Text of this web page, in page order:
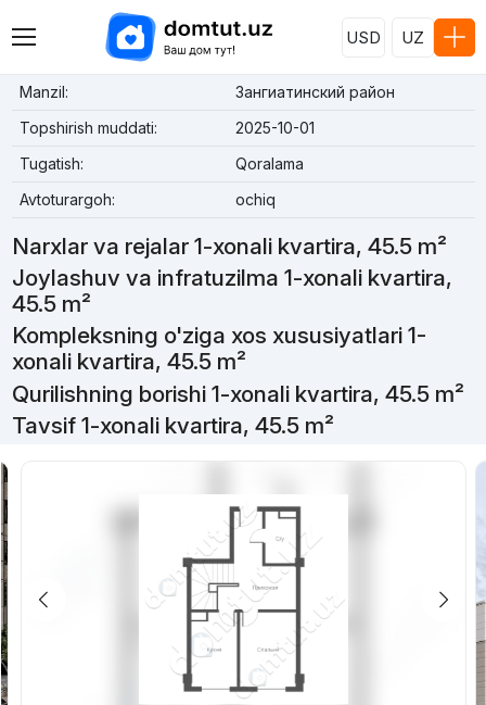
USD UZ
Manzil:
Зангиатинский район
Topshirish muddati:
2025-10-01
Tugatish:
Qoralama
Avtoturargoh:
ochiq
Narxlar va rejalar 1-xonali kvartira, 45.5 m²
Joylashuv va infratuzilma 1-xonali kvartira,
45.5 m²
Kompleksning o'ziga xos xususiyatlari 1-
xonali kvartira, 45.5 m²
Qurilishning borishi 1-xonali kvartira, 45.5 m²
Tavsif 1-xonali kvartira, 45.5 m²